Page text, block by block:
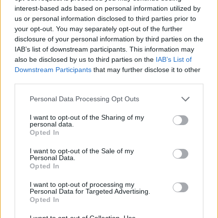
interest-based ads based on personal information utilized by
us or personal information disclosed to third parties prior to
your opt-out. You may separately opt-out of the further
disclosure of your personal information by third parties on the
IAB’s list of downstream participants. This information may
also be disclosed by us to third parties on the IAB’s List of
Downstream Participants that may further disclose it to other
Please note that this website/app uses one or more Google
not limited to your visit or usage behaviour. You may click to
grant or deny consent to Google and its third-party tags to
use your data for below specified purposes in below Google
consent section.
Personal Data Processing Opt Outs
I want to opt-out of the Sharing of my
personal data.
Opted In
I want to opt-out of the Sale of my
Personal Data.
Opted In
I want to opt-out of processing my
Personal Data for Targeted Advertising.
Opted In
κανουν οι σοφοι επιτελείς μας ειναι να δωσουν απο ενα οχημα
ωστε να παραχθουν τα 2 πρωτοτυπα. Και μετα ο στρατος να τα
δοκιμασει εξαντλητικα.
Και παρα το οτι θα ειχαμε μια σχετικη πολυμορφια θα
μπορουσαμε να διαθετουμε 40 Marder, 60 Bradley, 390 Leonidas
300 και 500 Μ113 Hell για την χαμαλοδουλεια. (συνολο 990) . Με
πολυ μικρο κλασμα των κονδυλίων που σκεφτομαστε να
κομματιων εδω πληρως. Και μην αρχισουμε τα γνωστα οτι τα
Bradley , Marder κλπ ειναι δοκιμασμενα με αποδεδειγμενη αξια ,
διοτι θα παρω πετρα…….. Ολα οσα ευελπιστούμε να φτιαξει η
κανουμε και αγοραζουμε τα παντα απο εξω. Ο Τουρκος ειναι
βλακας που τα φτιαχνει, τα δοκιμαζει και τα βγαζει σε γραμμη
προδώσουν αυτα που φτιαχνει ο Τουρκος, διοτι δεν ειναι
καλα,δοκιμασμενα, εγνωσμενης αξιας , τοτε μας κανουν